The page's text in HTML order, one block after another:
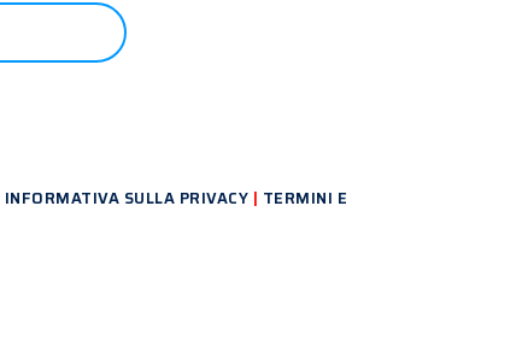
INFORMATIVA SULLA PRIVACY | TERMINI E